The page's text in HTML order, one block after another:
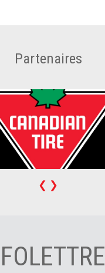
Partenaires
❮ ❯